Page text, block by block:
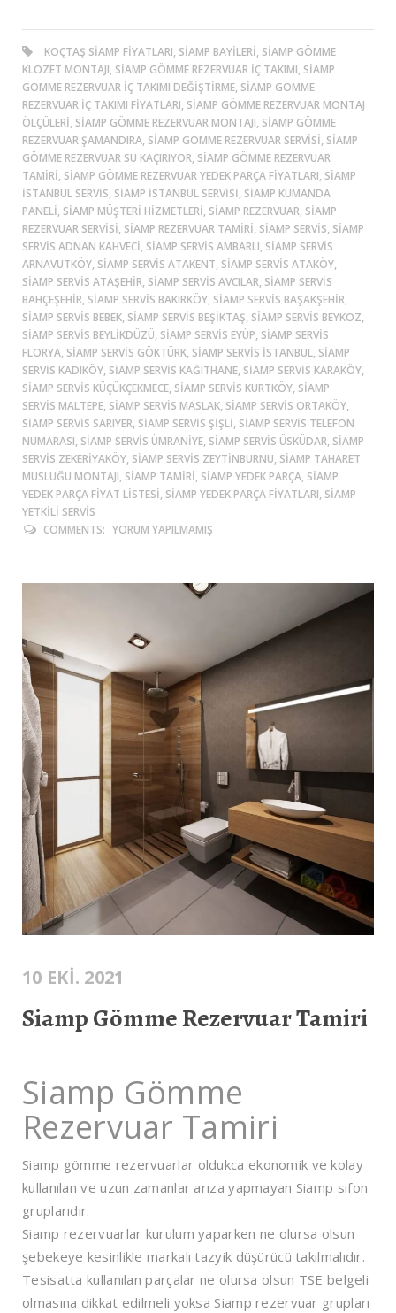
KOÇTAŞ SIAMP FIYATLARI, SIAMP BAYILERI, SIAMP GÖMME
KLOZET MONTAJI, SIAMP GÖMME REZERVUAR İÇ TAKIMI, SIAMP
GÖMME REZERVUAR İÇ TAKIMI DEĞIŞTIRME, SIAMP GÖMME
REZERVUAR İÇ TAKIMI FIYATLARI, SIAMP GÖMME REZERVUAR MONTAJ
ÖLÇÜLERI, SIAMP GÖMME REZERVUAR MONTAJI, SIAMP GÖMME
REZERVUAR ŞAMANDIRA, SIAMP GÖMME REZERVUAR SERVISI, SIAMP
GÖMME REZERVUAR SU KAÇIRIYOR, SIAMP GÖMME REZERVUAR
TAMIRI, SIAMP GÖMME REZERVUAR YEDEK PARÇA FIYATLARI, SIAMP
ISTANBUL SERVIS, SIAMP ISTANBUL SERVISI, SIAMP KUMANDA
PANELI, SIAMP MÜŞTERI HIZMETLERI, SIAMP REZERVUAR, SIAMP
REZERVUAR SERVISI, SIAMP REZERVUAR TAMIRI, SIAMP SERVIS, SIAMP
SERVIS ADNAN KAHVECI, SIAMP SERVIS AMBARLI, SIAMP SERVIS
ARNAVUTKÖY, SIAMP SERVIS ATAKENT, SIAMP SERVIS ATAKÖY,
SIAMP SERVIS ATAŞEHIR, SIAMP SERVIS AVCILAR, SIAMP SERVIS
BAHÇEŞEHIR, SIAMP SERVIS BAKIRKÖY, SIAMP SERVIS BAŞAKŞEHIR,
SIAMP SERVIS BEBEK, SIAMP SERVIS BEŞIKTAŞ, SIAMP SERVIS BEYKOZ,
SIAMP SERVIS BEYLIKDÜZÜ, SIAMP SERVIS EYÜP, SIAMP SERVIS
FLORYA, SIAMP SERVIS GÖKTÜRK, SIAMP SERVIS ISTANBUL, SIAMP
SERVIS KADIKÖY, SIAMP SERVIS KAĞITHANE, SIAMP SERVIS KARAKÖY,
SIAMP SERVIS KÜÇÜKÇEKMECE, SIAMP SERVIS KURTKÖY, SIAMP
SERVIS MALTEPE, SIAMP SERVIS MASLAK, SIAMP SERVIS ORTAKÖY,
SIAMP SERVIS SARIYER, SIAMP SERVIS ŞIŞLI, SIAMP SERVIS TELEFON
NUMARASI, SIAMP SERVIS ÜMRANIYE, SIAMP SERVIS ÜSKÜDAR, SIAMP
SERVIS ZEKERIYAKÖY, SIAMP SERVIS ZEYTINBURNU, SIAMP TAHARET
MUSLUĞU MONTAJI, SIAMP TAMIRI, SIAMP YEDEK PARÇA, SIAMP
YEDEK PARÇA FIYAT LISTESI, SIAMP YEDEK PARÇA FIYATLARI, SIAMP
YETKILI SERVIS
COMMENTS: YORUM YAPILMAMIŞ
10 EKI. 2021
Siamp Gömme Rezervuar Tamiri
Siamp Gömme
Rezervuar Tamiri
Siamp gömme rezervuarlar oldukca ekonomik ve kolay
kullanılan ve uzun zamanlar arıza yapmayan Siamp sifon
gruplarıdır.
Siamp rezervuarlar kurulum yaparken ne olursa olsun
şebekeye kesinlikle markalı tazyik düşürücü takılmalıdır.
Tesisatta kullanılan parçalar ne olursa olsun TSE belgeli
olmasına dikkat edilmeli yoksa Siamp rezervuar grupları